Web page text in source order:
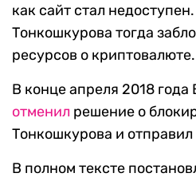
как сайт стал
Тонкошкурова тогда
ресурсов о криптовалюте.
В конце апреля 2018
отменил решение о
Тонкошкурова и
В полном тексте